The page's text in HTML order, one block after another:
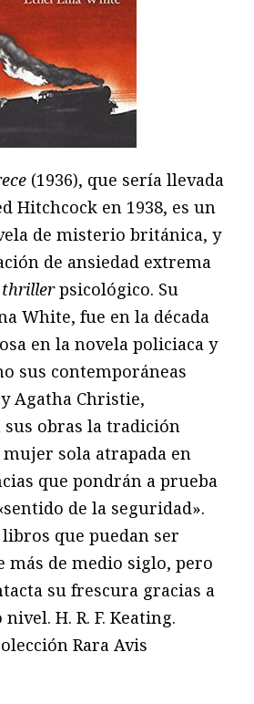
(1936), que sería llevada
Hitchcock en 1938, es un
de misterio británica, y
de ansiedad extrema
thrillerpsicológico. Su
White, fue en la década
en la novela policiaca y
sus contemporáneas
Agatha Christie,
obras la tradición
sola atrapada en
que pondrán a prueba
de la seguridad».
que puedan ser
más de medio siglo, pero
su frescura gracias a
H. R. F. Keating.
Rara Avis